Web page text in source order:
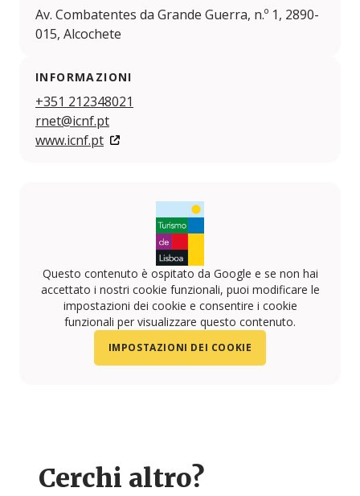
Av. Combatentes da Grande Guerra, n.º 1, 2890-
015, Alcochete
INFORMAZIONI
+351 212348021
rnet@icnf.pt
www.icnf.pt
Questo contenuto è ospitato da Google e se non hai
accettato i nostri cookie funzionali, puoi modificare le
impostazioni dei cookie e consentire i cookie
funzionali per visualizzare questo contenuto.
IMPOSTAZIONI DEI COOKIE
Cerchi altro?